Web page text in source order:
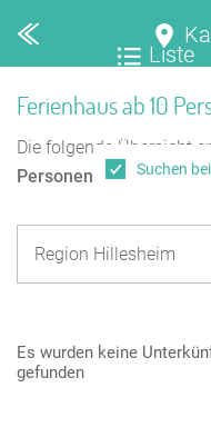
Liste
Ferienhaus ab 10
Die folgende Übersicht
Personen in Region
Es wurden keine
gefunden
Suchen